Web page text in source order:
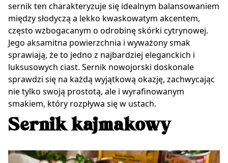
sernik ten charakteryzuje się idealnym balansowaniem
między słodyczą a lekko kwaskowatym akcentem,
często wzbogacanym o odrobinę skórki cytrynowej.
Jego aksamitna powierzchnia i wyważony smak
sprawiają, że to jedno z najbardziej eleganckich i
luksusowych ciast. Sernik nowojorski doskonale
sprawdzi się na każdą wyjątkową okazję, zachwycając
nie tylko swoją prostotą, ale i wyrafinowanym
smakiem, który rozpływa się w ustach.
Sernik kajmakowy